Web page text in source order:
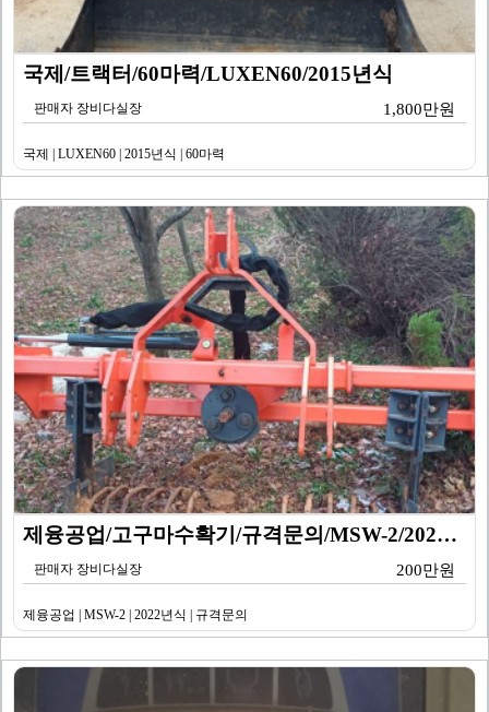
국제/트랙터/60마력/LUXEN60/2015년식
판매자 장비다실장 1,800만원
국제 | LUXEN60 | 2015년식 | 60마력
제융공업/고구마수확기/규격문의/MSW-2/2023년식
판매자 장비다실장 200만원
제융공업 | MSW-2 | 2022년식 | 규격문의